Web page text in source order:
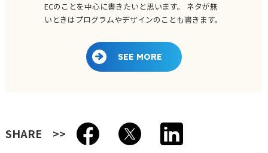
ECのことを中心に書きたいと思います。 ネタが無
いときはプログラムやデザインのことも書きます。
SEE MORE
SHARE